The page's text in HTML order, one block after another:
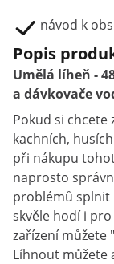
návod k
Popis
Umělá líheň -
a dávkovače
Pokud si
kachních,
při nákupu
naprosto
problémů splnit
skvěle hodí i
zařízení můžete
Líhnout můžete